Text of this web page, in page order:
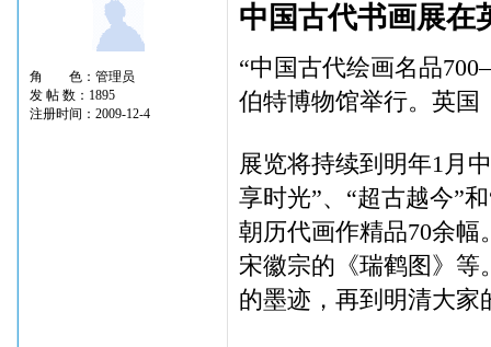
角 色：管理员
发 帖 数：1895
注册时间：2009-12-4
中国古代书画展在
“中国古代绘画名品
伯特博物馆举行。英国
展览将持续到明年1月
享时光”、“超古越今”
朝历代画作精品70余
宋徽宗的《瑞鹤图》等
的墨迹，再到明清大